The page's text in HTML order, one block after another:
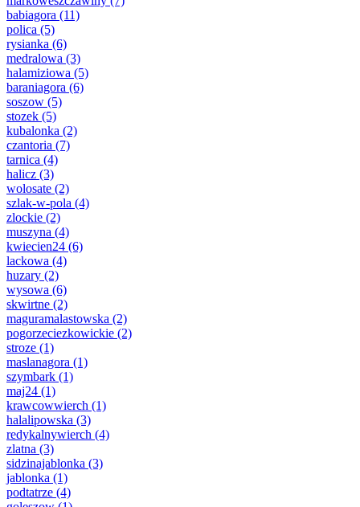
babiagora (11)
polica (5)
rysianka (6)
medralowa (3)
halamiziowa (5)
baraniagora (6)
soszow (5)
stozek (5)
kubalonka (2)
czantoria (7)
tarnica (4)
halicz (3)
wolosate (2)
szlak-w-pola (4)
zlockie (2)
muszyna (4)
kwiecien24 (6)
lackowa (4)
huzary (2)
wysowa (6)
skwirtne (2)
maguramalastowska (2)
pogorzeciezkowickie (2)
stroze (1)
maslanagora (1)
szymbark (1)
maj24 (1)
krawcowwierch (1)
halalipowska (3)
redykalnywierch (4)
zlatna (3)
sidzinajablonka (3)
jablonka (1)
podtatrze (4)